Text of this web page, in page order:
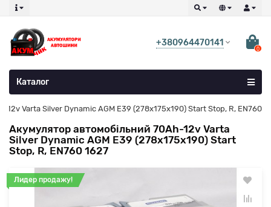
+380964470141
0
Каталог
12v Varta Silver Dynamic AGM E39 (278х175х190) Start Stop, R, EN760
Акумулятор автомобільний 70Ah-12v Varta
Silver Dynamic AGM E39 (278х175х190) Start
Stop, R, EN760 1627
Лидер продажу!